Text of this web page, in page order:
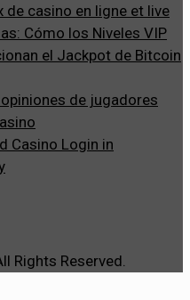
de casino en ligne et live
Cómo los Niveles VIP
el Jackpot de Bitcoin
de jugadores
Casino Login in
Rights Reserved.